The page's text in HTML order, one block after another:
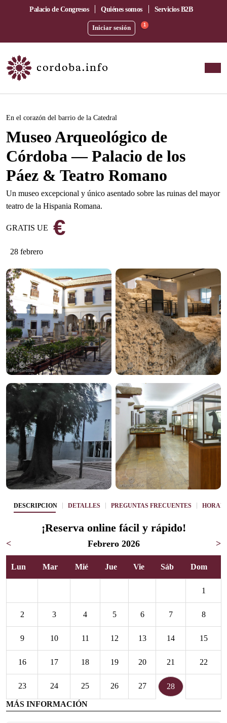
Palacio de Congresos Quiénes somos Servicios B2B
Iniciar sesión 1
Este evento ha pasado.
En el corazón del barrio de la Catedral
Museo Arqueológico de
Córdoba — Palacio de los
Páez & Teatro Romano
Un museo excepcional y único asentado sobre las ruinas del mayor
teatro de la Hispania Romana.
GRATIS UE €
28 febrero
DESCRIPCIÓN DETALLES PREGUNTAS FRECUENTES
¡Reserva online fácil y rápido!
< Febrero 2026 >
Lun Mar Mié Jue Vie Sáb Dom
1
2 3 4 5 6 7 8
9 10 11 12 13 14 15
16 17 18 19 20 21 22
23 24 25 26 27 28
MÁS INFORMACIÓN